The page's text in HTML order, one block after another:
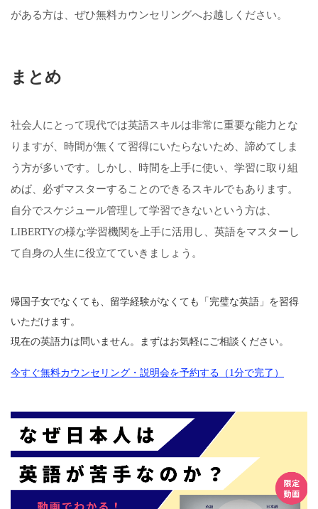
がある方は、ぜひ無料カウンセリングへお越しください。
まとめ
社会人にとって現代では英語スキルは非常に重要な能力とな
りますが、時間が無くて習得にいたらないため、諦めてしま
う方が多いです。しかし、時間を上手に使い、学習に取り組
めば、必ずマスターすることのできるスキルでもあります。
自分でスケジュール管理して学習できないという方は、
LIBERTYの様な学習機関を上手に活用し、英語をマスターし
て自身の人生に役立てていきましょう。
帰国子女でなくても、留学経験がなくても「完璧な英語」を習得
いただけます。
現在の英語力は問いません。まずはお気軽にご相談ください。
今すぐ無料カウンセリング・説明会を予約する（1分で完了）